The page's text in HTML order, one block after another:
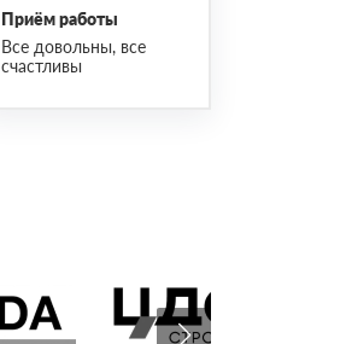
Приём работы
Все довольны, все
счастливы